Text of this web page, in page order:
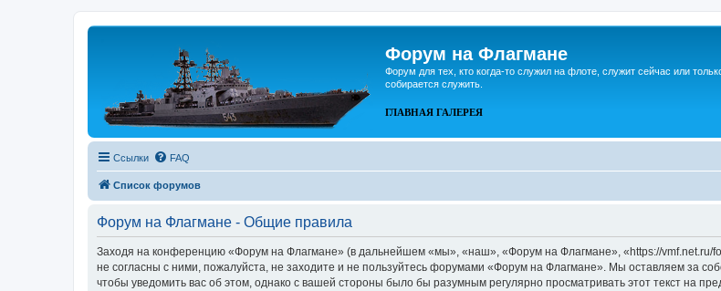
Форум на Флагмане
Форум для тех, кто когда-то служил на флоте, служит сейчас или
собирается служить.
ГЛАВНАЯ ГАЛЕРЕЯ
Ссылки FAQ
Список форумов
Форум на Флагмане - Общие правила
Заходя на конференцию «Форум на Флагмане» (в дальнейшем «мы», «наш», «Форум на Флагмане», «https://vmf.net.ru/
не согласны с ними, пожалуйста, не заходите и не пользуйтесь форумами «Форум на Флагмане». Мы оставляем за
чтобы уведомить вас об этом, однако с вашей стороны было бы разумным регулярно просматривать этот текст на